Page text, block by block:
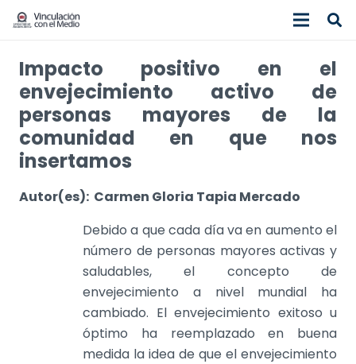
Impacto positivo en el
envejecimiento activo de
personas mayores de la
comunidad en que nos
insertamos
Autor(es): Carmen Gloria Tapia Mercado
Debido a que cada día va en aumento el
número de personas mayores activas y
saludables, el concepto de
envejecimiento a nivel mundial ha
cambiado. El envejecimiento exitoso u
óptimo ha reemplazado en buena
medida la idea de que el envejecimiento